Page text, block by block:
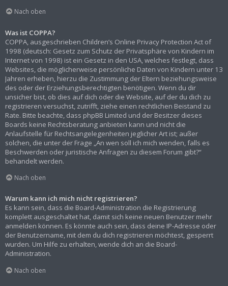
Nach oben
Was ist COPPA?
COPPA, ausgeschrieben Children’s Online Privacy Protection Act of
1998 (deutsch: Gesetz zum Schutz der Privatsphäre von Kindern im
Internet von 1998) ist ein Gesetz in den USA, welches festlegt, dass
Websites, die möglicherweise persönliche Daten von Kindern unter 13
Jahren erheben, hierzu die Zustimmung der Eltern beziehungsweise
des oder der Erziehungsberechtigten benötigen. Wenn du dir
unsicher bist, ob dies auf dich oder die Website, auf der du dich zu
registrieren versuchst, zutrifft, ziehe einen rechtlichen Beistand zu
Rate. Bitte beachte, dass phpBB Limited und der Besitzer dieses
Boards keine Rechtsberatung anbieten kann und nicht die
Anlaufstelle für Rechtsangelegenheiten jeglicher Art ist; außer
solchen, die unter der Frage „An wen soll ich mich wenden, falls es
Beschwerden oder juristische Anfragen zu diesem Forum gibt?“
behandelt werden.
Nach oben
Warum kann ich mich nicht registrieren?
Es kann sein, dass die Board-Administration die Registrierung
komplett ausgeschaltet hat, damit sich keine neuen Benutzer mehr
anmelden können. Es könnte auch sein, dass deine IP-Adresse oder
der Benutzername, mit dem du dich registrieren möchtest, gesperrt
wurden. Um Hilfe zu erhalten, wende dich an die Board-
Administration.
Nach oben